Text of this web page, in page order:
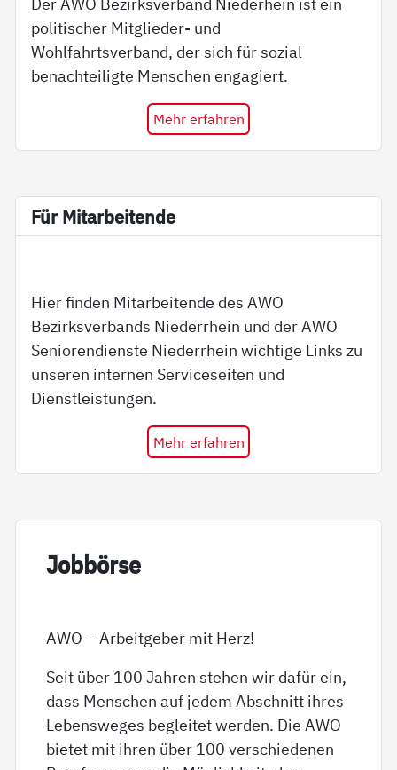
politischer Mitglieder- und
Wohlfahrtsverband, der sich für sozial
benachteiligte Menschen engagiert.
Mehr erfahren
Für Mit­ar­bei­ten­de
Hier finden Mitarbeitende des AWO
Bezirksverbands Niederrhein und der AWO
Seniorendienste Niederrhein wichtige Links zu
unseren internen Serviceseiten und
Dienstleistungen.
Mehr erfahren
Job­bör­se
AWO – Arbeitgeber mit Herz!
Seit über 100 Jahren stehen wir dafür ein,
dass Menschen auf jedem Abschnitt ihres
Lebensweges begleitet werden. Die AWO
bietet mit ihren über 100 verschiedenen